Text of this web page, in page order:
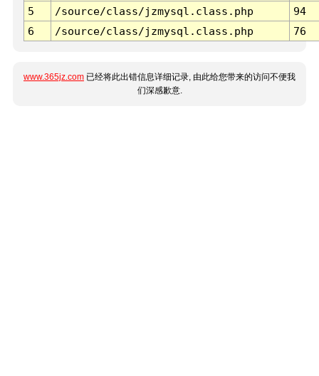
5
/source/class/jzmysql.class.php
94
6
/source/class/jzmysql.class.php 76
www.365jz.com 已经将此出错信息详细记录, 由此给您带来的访问不便我
们深感歉意.